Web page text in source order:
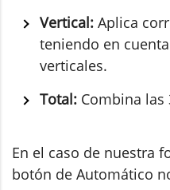
Vertical: Aplica
teniendo en
verticales.
Total: Combina
En el caso de nuestra
botón de Automático